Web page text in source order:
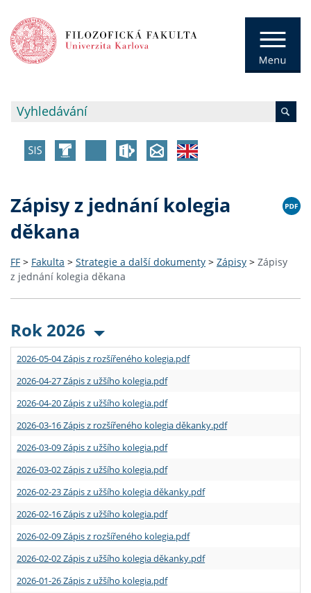
Zápisy z jednání kolegia
děkana
FF > Fakulta > Strategie a další dokumenty > Zápisy > Zápisy
z jednání kolegia děkana
Rok 2026
2026-05-04 Zápis z rozšířeného kolegia.pdf
2026-04-27 Zápis z užšího kolegia.pdf
2026-04-20 Zápis z užšího kolegia.pdf
2026-03-16 Zápis z rozšířeného kolegia děkanky.pdf
2026-03-09 Zápis z užšího kolegia.pdf
2026-03-02 Zápis z užšího kolegia.pdf
2026-02-23 Zápis z užšího kolegia děkanky.pdf
2026-02-16 Zápis z užšího kolegia.pdf
2026-02-09 Zápis z rozšířeného kolegia.pdf
2026-02-02 Zápis z užšího kolegia děkanky.pdf
2026-01-26 Zápis z užšího kolegia.pdf